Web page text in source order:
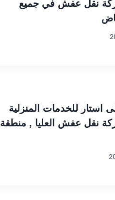
نقل عفش في جميع
استار للخدمات المنزلية
نقل عفش العليا , منطقة